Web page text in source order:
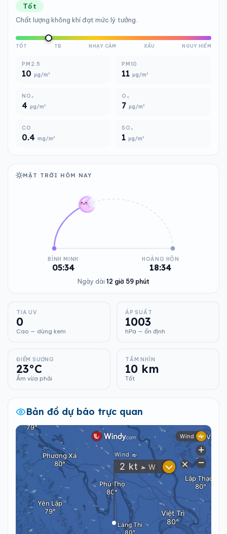
Tốt
Chất lượng không khí đạt mức lý tưởng.
TỐT TB NHẠY CẢM XẤU NGUY HIỂM
PM2.5
10 µg/m³
PM10
11 µg/m³
NO₂
4 µg/m³
O₃
7 µg/m³
CO
0.4 mg/m³
SO₂
1 µg/m³
MẶT TRỜI HÔM NAY
BÌNH MINH
05:34
HOÀNG HÔN
18:34
Ngày dài 12 giờ 59 phút
TIA UV
0
Cao — dùng kem
ÁP SUẤT
1003
hPa — ổn định
ĐIỂM SƯƠNG
23°C
Ẩm vừa phải
TẦM NHÌN
10 km
Tốt
Bản đồ dự báo trực quan